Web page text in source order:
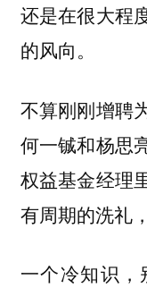
还是在很大程
的风向。
不算刚刚增聘
何一铖和杨思
权益基金经理
有周期的洗礼
一个冷知识